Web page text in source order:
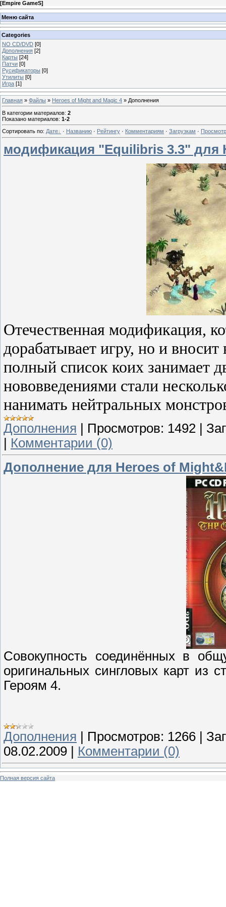
[Empire GameS]
Меню сайта
Categories
NO CD/DVD [0]
Дополнения [2]
Карты [24]
Патчи [0]
Русификаторы [0]
Утилиты [0]
Игра [1]
Главная » Файлы » Heroes of Might and Magic 4 » Дополнения
В категории материалов: 2
Показано материалов: 1-2
Сортировать по: Дате · Названию · Рейтингу · Комментариям · Загрузкам ·
модификация "Equilibris 3.3" для
Отечественная модификация,
дорабатывает игру, но и
полный список коих занимает
нововведениями стали
нанимать нейтральных
Дополнения Просмотров: 1492
Комментарии (0)
Дополнение для Heroes of
Совокупность соединённых в
оригинальных сингловых карт из
Героям 4.
Дополнения | Просмотров: 1266 |
08.02.2009 | Комментарии (0)
Полная версия сайта